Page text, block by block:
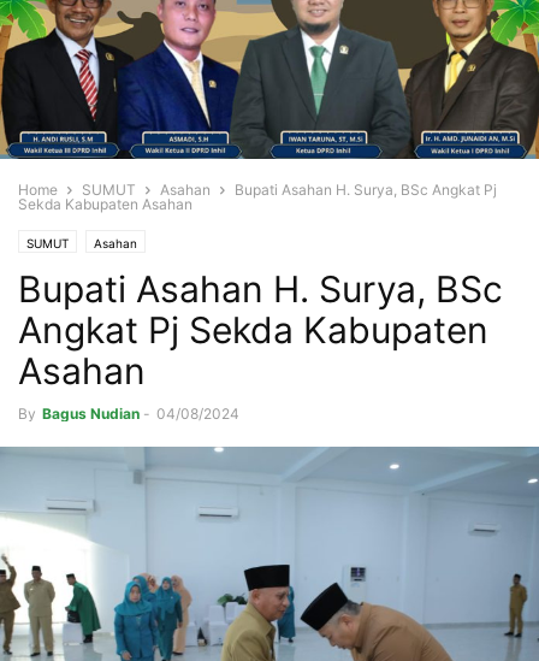
Home SUMUT Asahan
Bupati Asahan H. Surya, BSc Angkat Pj
Sekda Kabupaten Asahan
SUMUT Asahan
Bupati Asahan H. Surya, BSc
Angkat Pj Sekda Kabupaten
Asahan
By Bagus Nudian - 04/08/2024